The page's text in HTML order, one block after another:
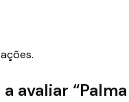
avaliar